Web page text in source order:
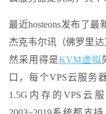
最近hosteons发布了
杰克韦尔讯（佛罗里
然采用得是KVM虚拟
口，每个VPS云服务
1.5G内存的VPS云